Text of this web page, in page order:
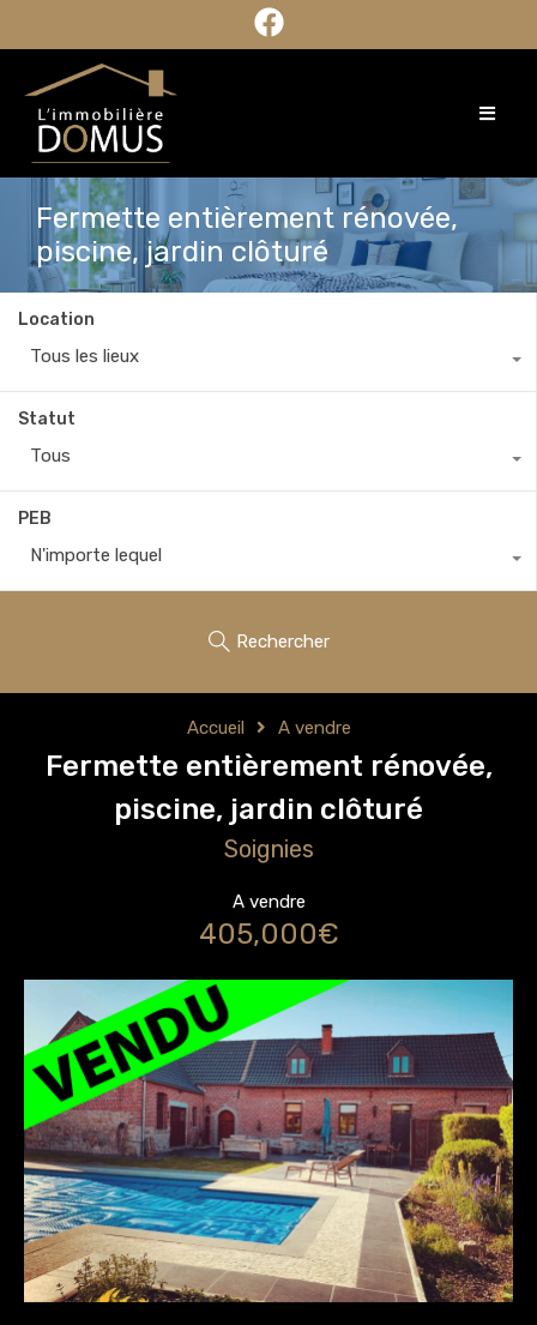
Fermette entièrement rénovée,
piscine, jardin clôturé
Location
Tous les lieux
Statut
Tous
PEB
N'importe lequel
Rechercher
Accueil A vendre
Fermette entièrement rénovée,
piscine, jardin clôturé
Soignies
A vendre
405,000€